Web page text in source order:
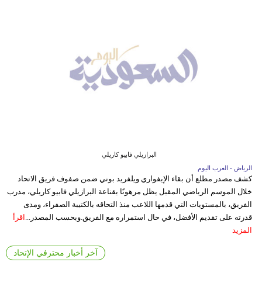
البرازيلي فابيو كاريلي
الرياض - العرب اليوم
كشف مصدر مطلع أن بقاء الإيفواري ويلفريد بوني ضمن صفوف فريق الاتحاد
خلال الموسم الرياضي المقبل يظل مرهونًا بقناعة البرازيلي فابيو كاريلي، مدرب
الفريق، بالمستويات التي قدمها اللاعب منذ التحاقه بالكتيبة الصفراء، ومدى
قدرته على تقديم الأفضل، في حال استمراره مع الفريق.وبحسب المصدر... اقرأ
المزيد
آخر أخبار محترفي الإتحاد